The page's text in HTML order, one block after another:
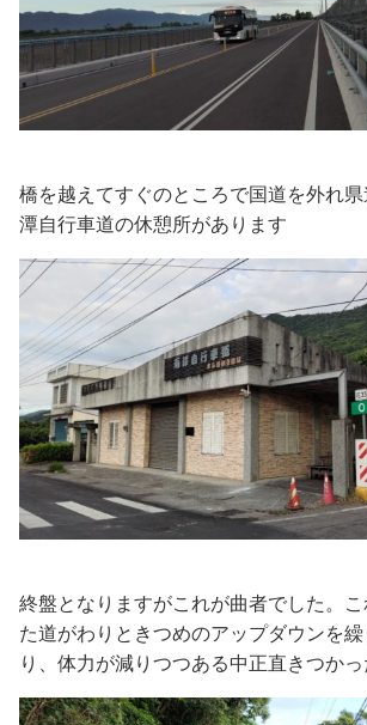
橋を越えてすぐのところで国道を外れ
潭自行車道の休憩所があります
終盤となりますがこれが曲者でした。
た道がわりときつめのアップダウンを
り、体力が減りつつある中正直きつか